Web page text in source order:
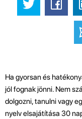
Ha gyorsan és
jól fognak jönni. Nem
dolgozni, tanulni vagy
nyelv elsajátítása 30